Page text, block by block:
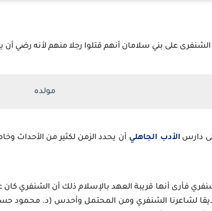
على بني سلامان أنهم قتلوا رجلا منهم لأنه رضي أن
مولده
دارسالأدب الجاهلي أن يحدد الزمن لكثير من الأحداث
فأرى أنها قريبة العهد بالإسلام ذلك أن
لشاعرنا الشنفري ومن المحتمل وأحدس (د. محمود